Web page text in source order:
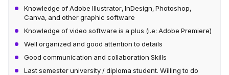
Knowledge of Adobe Illustrator, InDesign, Photoshop,
Canva, and other graphic software
Knowledge of video software is a plus (i.e: Adobe Premiere)
Well organized and good attention to details
Good communication and collaboration Skills
Last semester university / diploma student. Willing to do